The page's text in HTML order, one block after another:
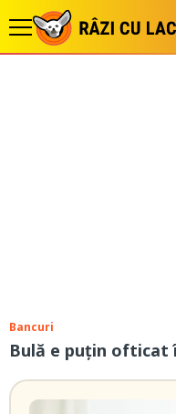
Bancuri
Bulă e puțin ofticat